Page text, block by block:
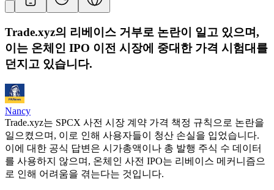
Trade.xyz의 리베이스 거부로 논란이 일고 있으며,
이는 온체인 IPO 이전 시장에 중대한 가격 시험대를
던지고 있습니다.
Nancy
Trade.xyz는 SPCX 사전 시장 계약 가격 책정 규칙으로 논란을
일으켰으며, 이로 인해 사용자들이 청산 손실을 입었습니다.
이에 대한 공식 답변은 시가총액이나 총 발행 주식 수 데이터
를 사용하지 않으며, 온체인 사전 IPO는 리베이스 메커니즘으
로 인해 어려움을 겪는다는 것입니다.